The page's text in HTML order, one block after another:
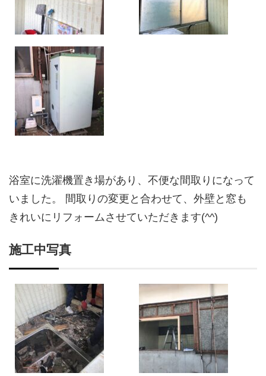
浴室に洗濯機置き場があり、不便な間取りになって
いました。 間取りの変更と合わせて、外壁と窓も
きれいにリフォームさせていただきます(^^)
施工中写真